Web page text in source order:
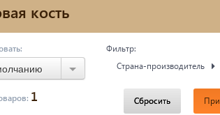
Элементы ковки
Лакокрасочные материалы
кость
1
Фильтр:
Страна-производитель
Сбросить